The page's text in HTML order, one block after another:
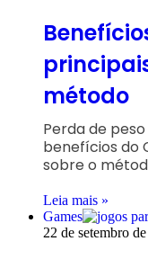
método
Perda de
benefícios do
sobre o
Leia mais »
Games
22 de setembro